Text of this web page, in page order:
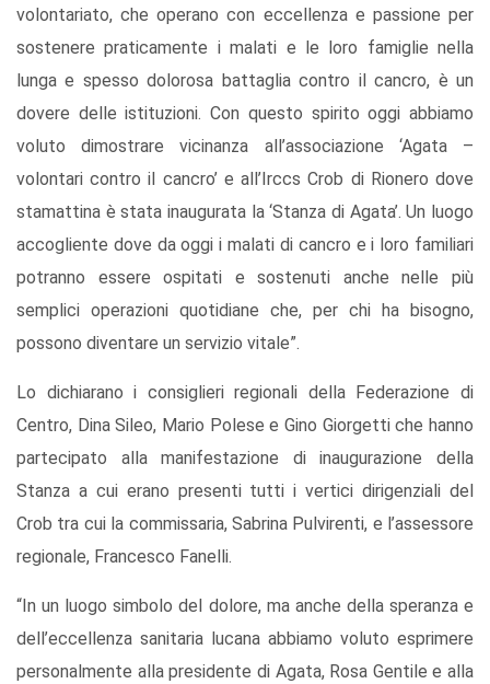
volontariato, che operano con eccellenza e passione per
sostenere praticamente i malati e le loro famiglie nella
lunga e spesso dolorosa battaglia contro il cancro, è un
dovere delle istituzioni. Con questo spirito oggi abbiamo
voluto dimostrare vicinanza all’associazione ‘Agata –
volontari contro il cancro’ e all’Irccs Crob di Rionero dove
stamattina è stata inaugurata la ‘Stanza di Agata’. Un luogo
accogliente dove da oggi i malati di cancro e i loro familiari
potranno essere ospitati e sostenuti anche nelle più
semplici operazioni quotidiane che, per chi ha bisogno,
possono diventare un servizio vitale”.
Lo dichiarano i consiglieri regionali della Federazione di
Centro, Dina Sileo, Mario Polese e Gino Giorgetti che hanno
partecipato alla manifestazione di inaugurazione della
Stanza a cui erano presenti tutti i vertici dirigenziali del
Crob tra cui la commissaria, Sabrina Pulvirenti, e l’assessore
regionale, Francesco Fanelli.
“In un luogo simbolo del dolore, ma anche della speranza e
dell’eccellenza sanitaria lucana abbiamo voluto esprimere
personalmente alla presidente di Agata, Rosa Gentile e alla